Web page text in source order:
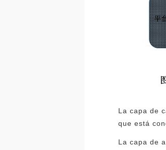
La capa de
que está
La capa de